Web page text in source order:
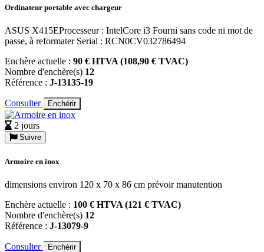
Ordinateur portable avec chargeur
ASUS X415EProcesseur : IntelCore i3 Fourni sans code ni mot de
passe, à reformater Serial : RCN0CV032786494
Enchère actuelle : 90 € HTVA (108,90 € TVAC)
Nombre d'enchère(s) 12
Référence : J-13135-19
Consulter Enchérir
2 jours
Suivre
Armoire en inox
dimensions environ 120 x 70 x 86 cm prévoir manutention
Enchère actuelle : 100 € HTVA (121 € TVAC)
Nombre d'enchère(s) 12
Référence : J-13079-9
Consulter Enchérir